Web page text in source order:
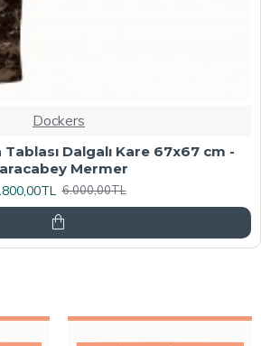
Dockers
veya Wermodin Masa Tablası
- Afyon Mermer
7.600,00TL